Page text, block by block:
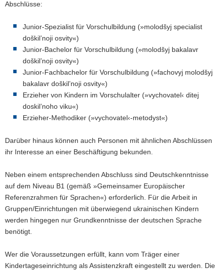
Abschlüsse:
Junior-Spezialist für Vorschulbildung (»molodšyj specialist
doškil’noji osvity«)
Junior-Bachelor für Vorschulbildung (»molodšyj bakalavr
doškil’noji osvity«)
Junior-Fachbachelor für Vorschulbildung (»fachovyj molodšyj
bakalavr doškil’noji osvity«)
Erzieher von Kindern im Vorschulalter (»vychovatel‹ ditej
doskil’noho viku«)
Erzieher-Methodiker (»vychovatel‹-metodyst«)
Darüber hinaus können auch Personen mit ähnlichen Abschlüssen
ihr Interesse an einer Beschäftigung bekunden.
Neben einem entsprechenden Abschluss sind Deutschkenntnisse
auf dem Niveau B1 (gemäß »Gemeinsamer Europäischer
Referenzrahmen für Sprachen«) erforderlich. Für die Arbeit in
Gruppen/Einrichtungen mit überwiegend ukrainischen Kindern
werden hingegen nur Grundkenntnisse der deutschen Sprache
benötigt.
Wer die Voraussetzungen erfüllt, kann vom Träger einer
Kindertageseinrichtung als Assistenzkraft eingestellt zu werden. Die